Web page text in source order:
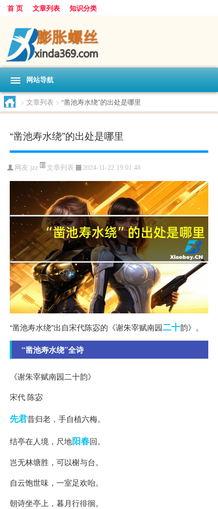
首 页 文章列表 知识分类
网站导航
> 文章列表 > “凿池寿水绕”的出处是哪里
“凿池寿水绕”的出处是哪里
网友:jzz 文章列表 2024-11-22 19:01:48
“凿池寿水绕”出自宋代陈宓的《谢朱宰赋南园二十韵》。
“凿池寿水绕”全诗
《谢朱宰赋南园二十韵》
宋代 陈宓
先君昔归老，手自植六梅。
结亭在人境，尺地阳春回。
岂无林塘胜，可以榭与台。
自云饱世味，一室足欢咍。
朝诗坐亭上，暮月行徘徊。